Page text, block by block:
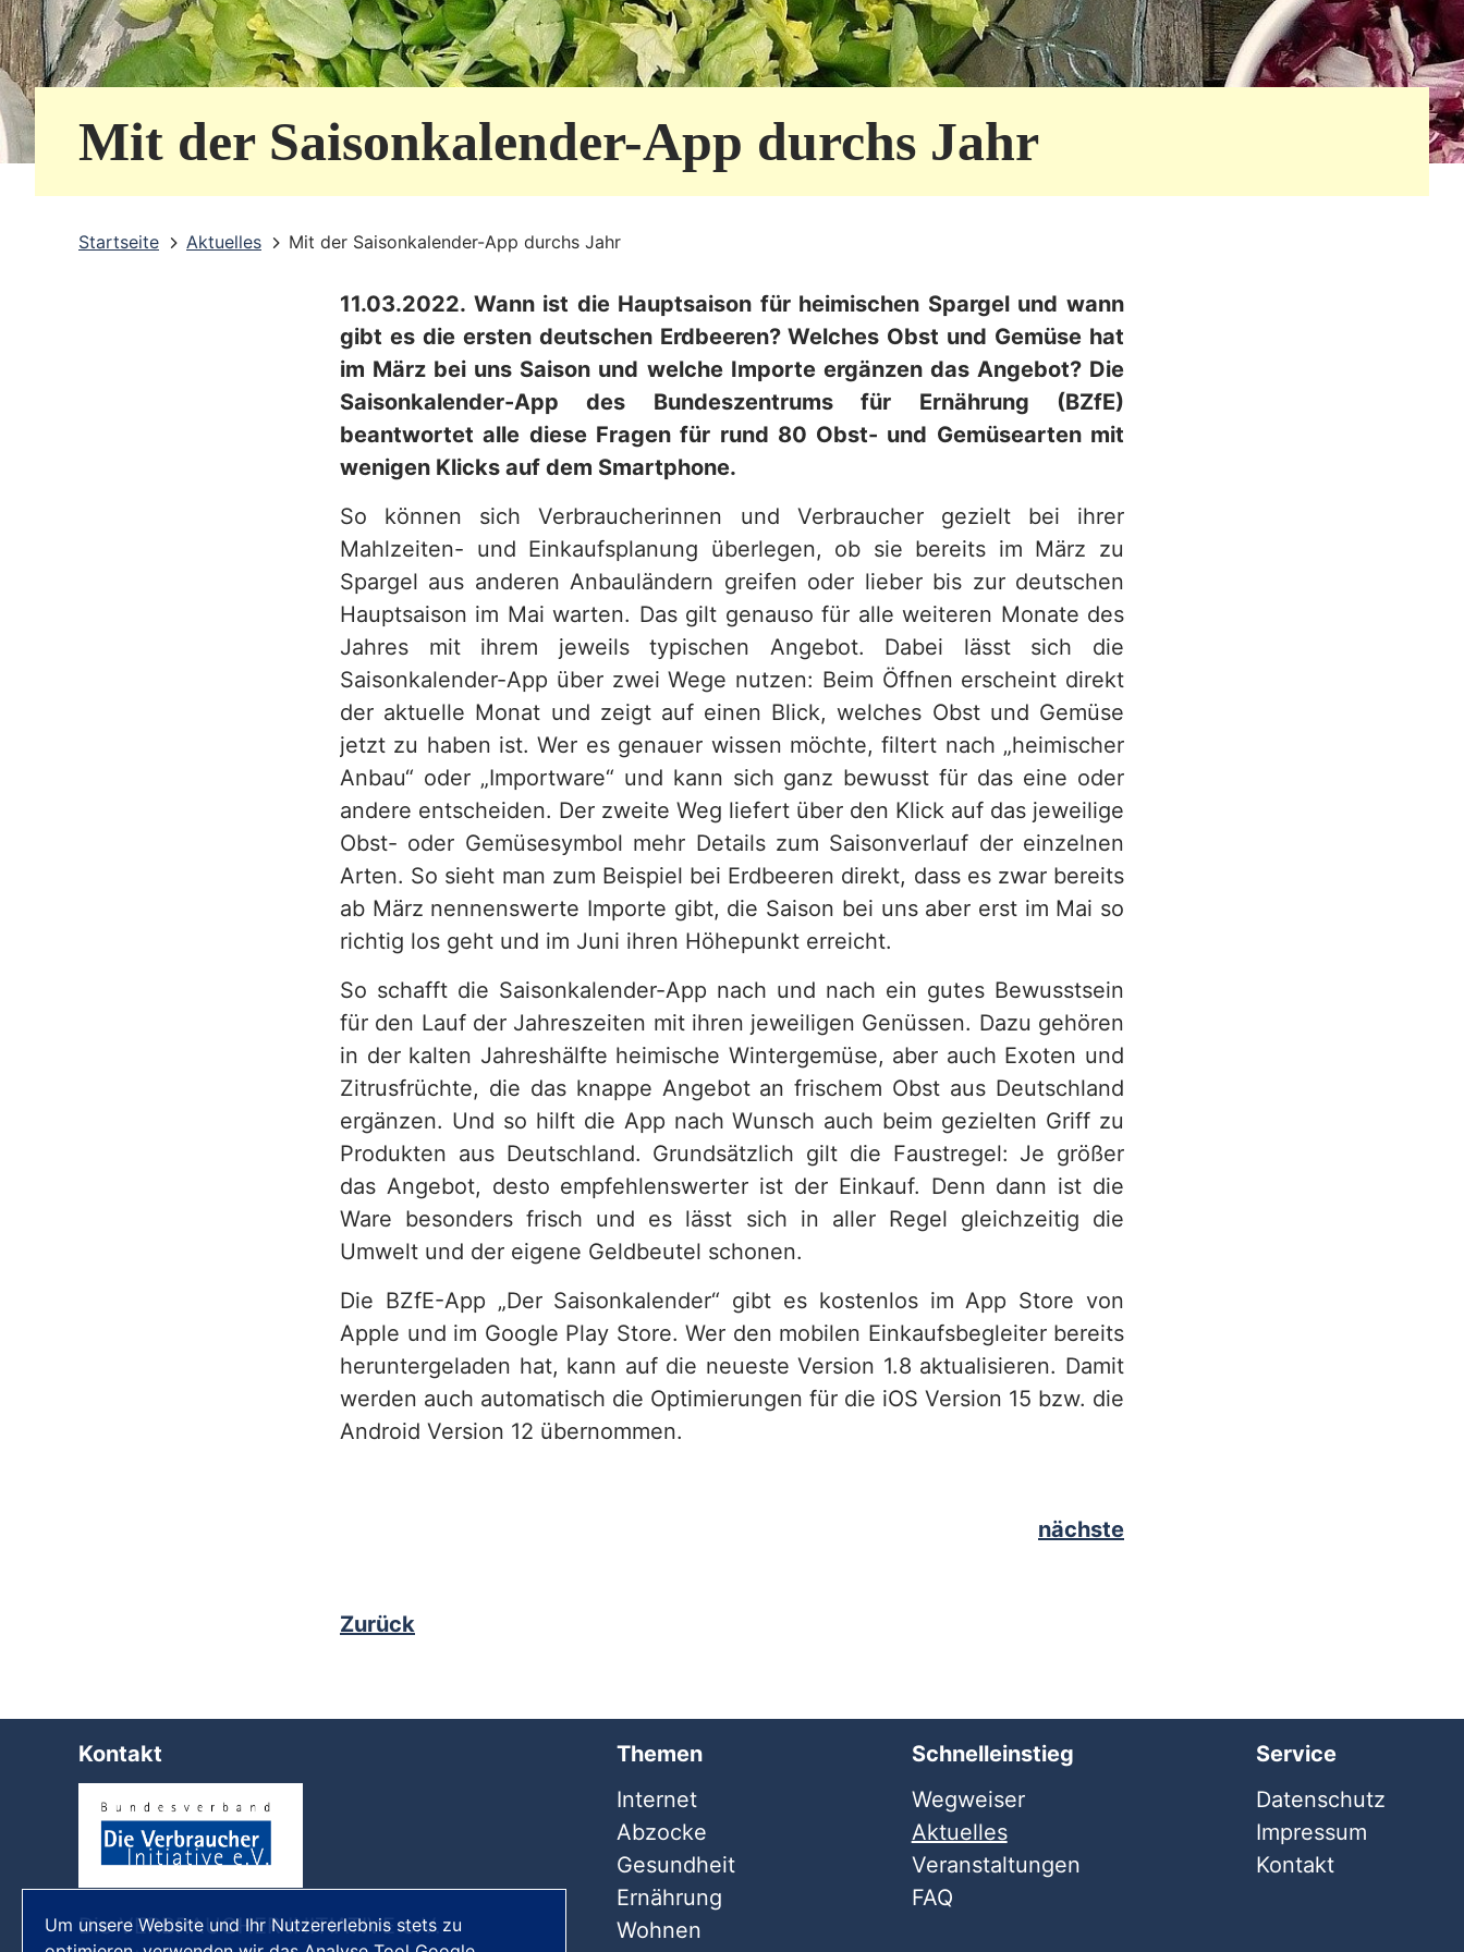
Mit der Saisonkalender-App durchs Jahr
Startseite Aktuelles Mit der Saisonkalender-App durchs Jahr
11.03.2022. Wann ist die Hauptsaison für heimischen Spargel und wann
gibt es die ersten deutschen Erdbeeren? Welches Obst und Gemüse hat
im März bei uns Saison und welche Importe ergänzen das Angebot? Die
Saisonkalender-App des Bundeszentrums für Ernährung (BZfE)
beantwortet alle diese Fragen für rund 80 Obst- und Gemüsearten mit
wenigen Klicks auf dem Smartphone.
So können sich Verbraucherinnen und Verbraucher gezielt bei ihrer
Mahlzeiten- und Einkaufsplanung überlegen, ob sie bereits im März zu
Spargel aus anderen Anbauländern greifen oder lieber bis zur deutschen
Hauptsaison im Mai warten. Das gilt genauso für alle weiteren Monate des
Jahres mit ihrem jeweils typischen Angebot. Dabei lässt sich die
Saisonkalender-App über zwei Wege nutzen: Beim Öffnen erscheint direkt
der aktuelle Monat und zeigt auf einen Blick, welches Obst und Gemüse
jetzt zu haben ist. Wer es genauer wissen möchte, filtert nach „heimischer
Anbau“ oder „Importware“ und kann sich ganz bewusst für das eine oder
andere entscheiden. Der zweite Weg liefert über den Klick auf das jeweilige
Obst- oder Gemüsesymbol mehr Details zum Saisonverlauf der einzelnen
Arten. So sieht man zum Beispiel bei Erdbeeren direkt, dass es zwar bereits
ab März nennenswerte Importe gibt, die Saison bei uns aber erst im Mai so
richtig los geht und im Juni ihren Höhepunkt erreicht.
So schafft die Saisonkalender-App nach und nach ein gutes Bewusstsein
für den Lauf der Jahreszeiten mit ihren jeweiligen Genüssen. Dazu gehören
in der kalten Jahreshälfte heimische Wintergemüse, aber auch Exoten und
Zitrusfrüchte, die das knappe Angebot an frischem Obst aus Deutschland
ergänzen. Und so hilft die App nach Wunsch auch beim gezielten Griff zu
Produkten aus Deutschland. Grundsätzlich gilt die Faustregel: Je größer
das Angebot, desto empfehlenswerter ist der Einkauf. Denn dann ist die
Ware besonders frisch und es lässt sich in aller Regel gleichzeitig die
Umwelt und der eigene Geldbeutel schonen.
Die BZfE-App „Der Saisonkalender“ gibt es kostenlos im App Store von
Apple und im Google Play Store. Wer den mobilen Einkaufsbegleiter bereits
heruntergeladen hat, kann auf die neueste Version 1.8 aktualisieren. Damit
werden auch automatisch die Optimierungen für die iOS Version 15 bzw. die
Android Version 12 übernommen.
nächste
Zurück
e
r
v
i
Kontakt
Die VERBRAUCHER INITIATIVE e.V.
Themen
Internet
Abzocke
Gesundheit
Ernährung
Wohnen
Schnelleinstieg
Wegweiser
Aktuelles
Veranstaltungen
FAQ
Service
Datenschutz
Impressum
Kontakt
Um unsere Website und Ihr Nutzererlebnis stets zu